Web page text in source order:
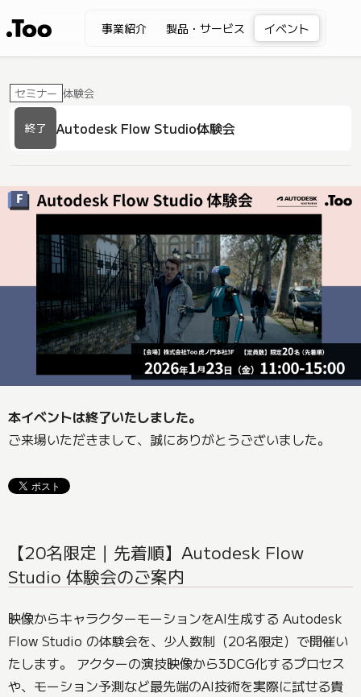
事業紹介 製品・サービス イベント
セミナー 体験会
終了 Autodesk Flow Studio体験会
本イベントは終了いたしました。
ご来場いただきまして、誠にありがとうございました。
【20名限定｜先着順】Autodesk Flow
Studio 体験会のご案内
映像からキャラクターモーションをAI生成する Autodesk
Flow Studio の体験会を、少人数制（20名限定）で開催い
たします。 アクターの演技映像から3DCG化するプロセス
や、モーション予測など最先端のAI技術を実際に試せる貴